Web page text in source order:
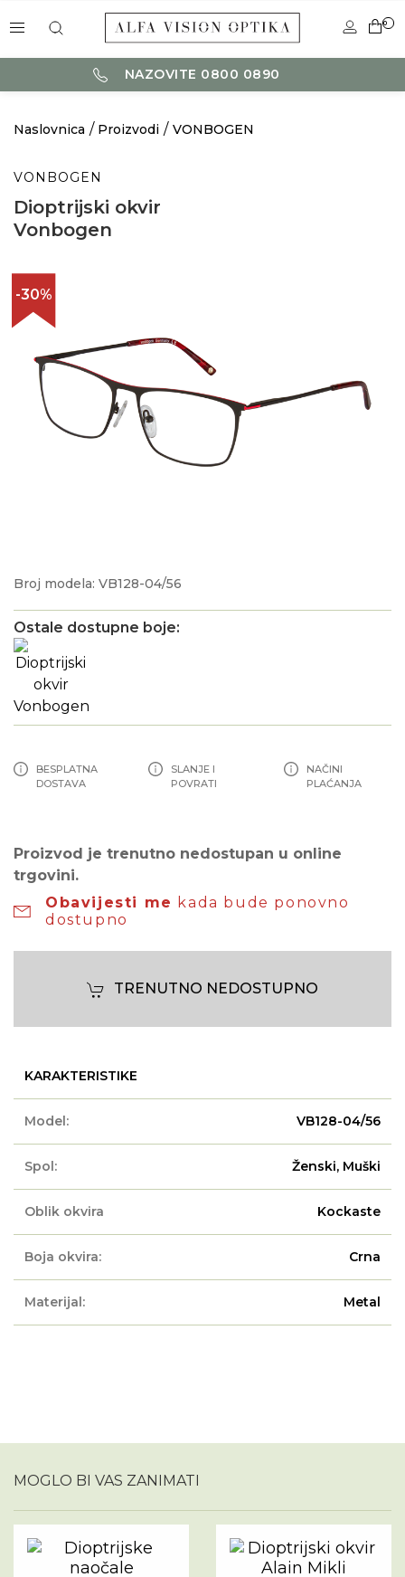
0
NAZOVITE 0800 0890
Naslovnica Proizvodi VONBOGEN
VONBOGEN
Dioptrijski okvir
Vonbogen
-30%
Broj modela: VB128-04/56
Ostale dostupne boje:
BESPLATNA
DOSTAVA
SLANJE I
POVRATI
NAČINI
PLAĆANJA
Proizvod je trenutno nedostupan u online
trgovini.
Obavijesti me kada bude ponovno
dostupno
TRENUTNO NEDOSTUPNO
KARAKTERISTIKE
Model: VB128-04/56
Spol: Ženski, Muški
Oblik okvira Kockaste
Boja okvira: Crna
Materijal: Metal
MOGLO BI VAS ZANIMATI